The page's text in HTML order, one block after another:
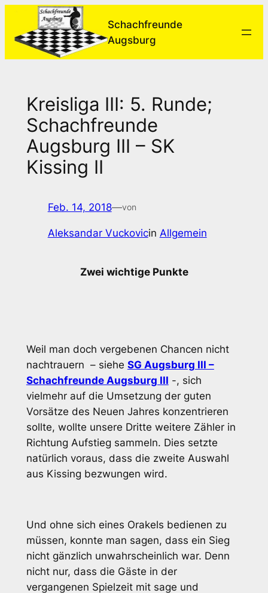
springen
Schachfreunde
Augsburg
Kreisliga III: 5. Runde;
Schachfreunde
Augsburg III – SK
Kissing II
Feb. 14, 2018—von
Aleksandar Vuckovicin Allgemein
Zwei wichtige Punkte
Weil man doch vergebenen Chancen nicht
nachtrauern – siehe SG Augsburg III –
Schachfreunde Augsburg III -, sich
vielmehr auf die Umsetzung der guten
Vorsätze des Neuen Jahres konzentrieren
sollte, wollte unsere Dritte weitere Zähler in
Richtung Aufstieg sammeln. Dies setzte
natürlich voraus, dass die zweite Auswahl
aus Kissing bezwungen wird.
Und ohne sich eines Orakels bedienen zu
müssen, konnte man sagen, dass ein Sieg
nicht gänzlich unwahrscheinlich war. Denn
nicht nur, dass die Gäste in der
vergangenen Spielzeit mit sage und